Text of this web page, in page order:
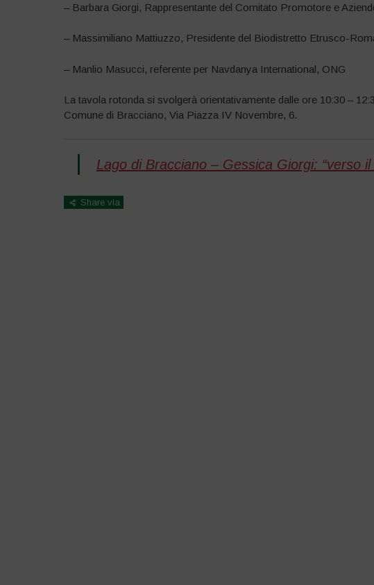
– Barbara Giorgi, Rappresentante del Comitato Promotore e
– Massimiliano Mattiuzzo, Presidente del Biodistretto Etrusco-
– Manlio Masucci, referente per Navdanya International, ONG
La tavola rotonda si svolgerà orientativamente dalle ore 10:30 –
Comune di Bracciano, Via Piazza IV Novembre, 6.
Lago di Bracciano – Gessica Giorgi: “verso
Share via